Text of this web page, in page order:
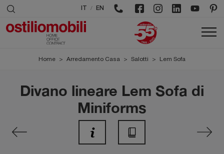
/ EN
Home > Arredamento Casa > Salotti > Lem Sofa
Divano lineare Lem Sofa di
Miniforms